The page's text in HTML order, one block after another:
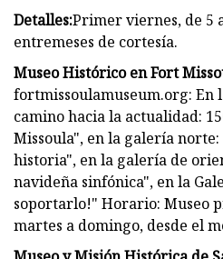
Detalles:Primer viernes, de 5
entremeses de cortesía.
Museo Histórico en Fort
fortmissoulamuseum.org:
camino hacia la actualidad:
Missoula", en la galería
historia", en la galería de
navideña sinfónica", en la
soportarlo!" Horario: Museo
martes a domingo, desde el